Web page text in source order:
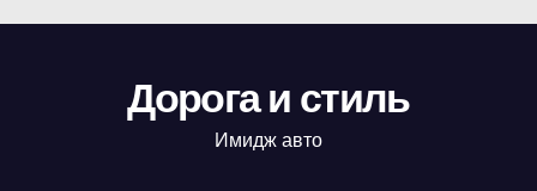
Дорога и стиль
Имидж авто